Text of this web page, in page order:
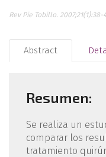
Rev Pie Tobillo. 2007;21(1):38-
Abstract
Resumen:
Se realiza un
comparar los
tratamiento